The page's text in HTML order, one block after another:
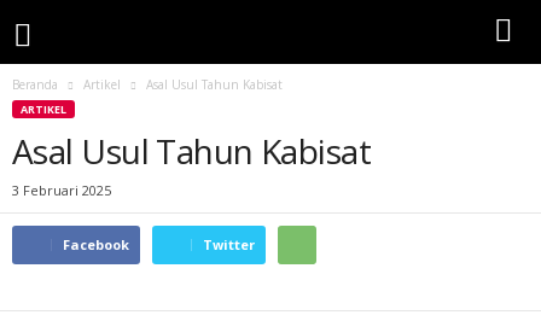
Beranda Artikel Asal Usul Tahun Kabisat
ARTIKEL
Asal Usul Tahun Kabisat
3 Februari 2025
Facebook Twitter